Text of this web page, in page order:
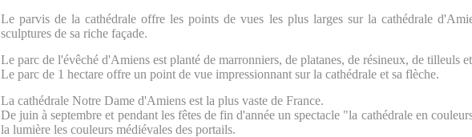
Le parvis de la cathédrale offre les points de vues les plus larges sur la cathédrale
sculptures de sa riche façade.
Le parc de l'évêché d'Amiens est planté de marronniers, de platanes, de résineux, de tilleuls
Le parc de 1 hectare offre un point de vue impressionnant sur la cathédrale et sa flèche.
La cathédrale Notre Dame d'Amiens est la plus vaste de France.
De juin à septembre et pendant les fêtes de fin d'année un spectacle "la cathédrale en
la lumière les couleurs médiévales des portails.